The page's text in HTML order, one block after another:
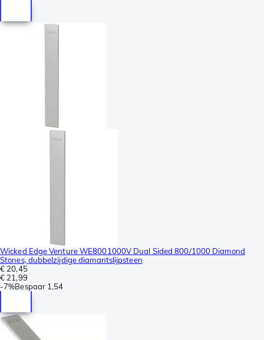
Wicked Edge Venture WE8001000V Dual Sided 800/1000 Diamond
Stones, dubbelzijdige diamantslijpsteen
€ 20,45
€ 21,99
-7%Bespaar 1,54